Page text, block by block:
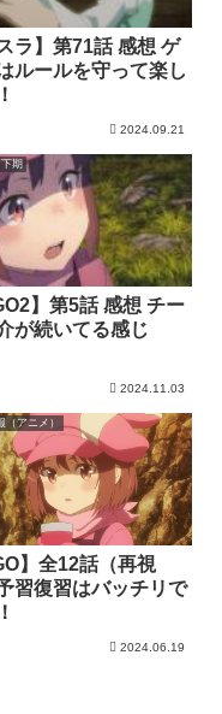
ラ】第71話 感想 ゲ
ルールを守って楽し
2024.09.21
期
】第5話 感想 チー
が続いてる感じ
2024.11.03
（アニメ）
】全12話（再視
習復習はバッチリで
2024.06.19